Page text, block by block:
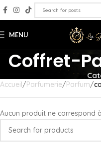
MENU
Coffret-
Accueil Parfumerie Parfum
Aucun produit ne correspond